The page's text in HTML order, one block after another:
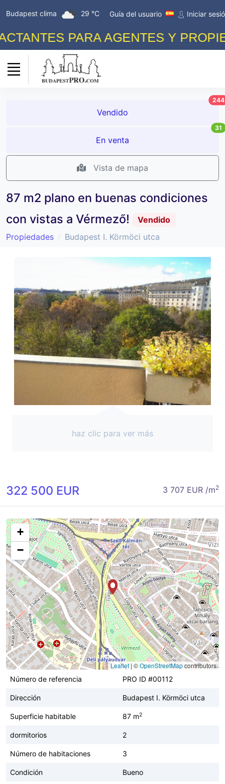
Budapest clima 29 °C Guía del usuario Iniciar
PARA AGENTES Y
Vendido
244
En venta
31
Vista de mapa
87 m2 plano en buenas condiciones
con vistas a Vérmező!
Vendido
Propiedades
Budapest I. Körmöci utca
haz clic para ver más
322 500 EUR 3 707 EUR /m2
+
−
Leaflet | ©OpenStreetMapcontributors
Número de referencia
PRO ID #00112
Dirección Budapest I. Körmöci utca
Superficie habitable 87 m2
dormitorios 2
Número de habitaciones 3
Condición Bueno